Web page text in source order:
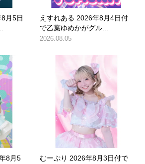
月5日
えすれある 2026年8月4日付
で乙葉ゆめかがグル...
2026.08.05
8月5
むーぷり 2026年8月3日付で